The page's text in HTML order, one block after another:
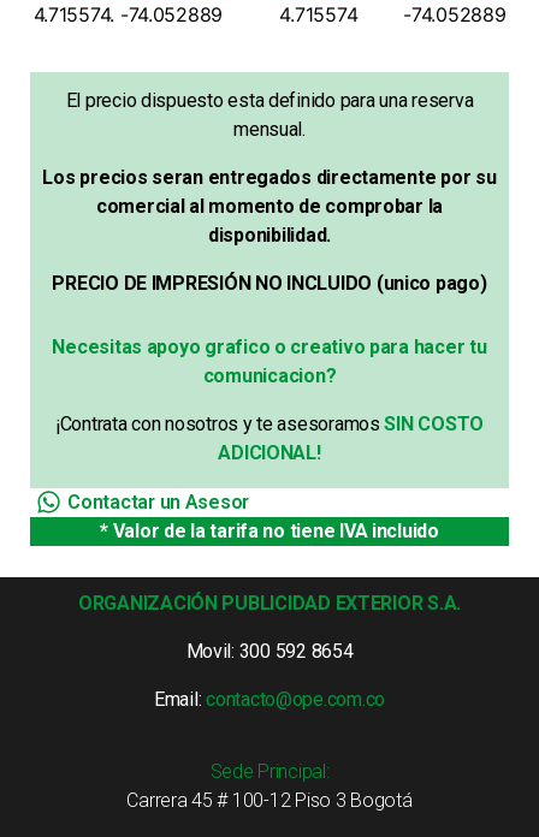
4.715574. -74.052889 4.715574 -74.052889
El precio dispuesto esta definido para una reserva
mensual.
Los precios seran entregados directamente por su
comercial al momento de comprobar la
disponibilidad.
PRECIO DE IMPRESIÓN NO INCLUIDO (unico pago)
Necesitas apoyo grafico o creativo para hacer tu
comunicacion?
¡Contrata con nosotros y te asesoramos SIN COSTO
ADICIONAL!
Contactar un Asesor
* Valor de la tarifa no tiene IVA incluido
ORGANIZACIÓN PUBLICIDAD EXTERIOR S.A.
Movil: 300 592 8654
Email:contacto@ope.com.co
Sede Principal:
Carrera 45 # 100-12 Piso 3 Bogotá